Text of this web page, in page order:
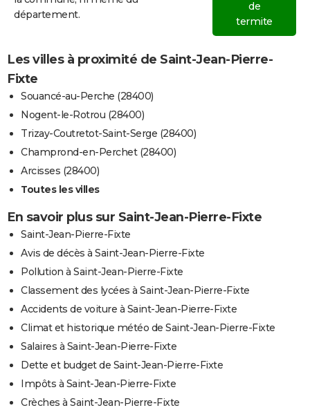
département.
de
termite
Les villes à proximité de Saint-Jean-Pierre-
Fixte
Souancé-au-Perche (28400)
Nogent-le-Rotrou (28400)
Trizay-Coutretot-Saint-Serge (28400)
Champrond-en-Perchet (28400)
Arcisses (28400)
Toutes les villes
En savoir plus sur Saint-Jean-Pierre-Fixte
Saint-Jean-Pierre-Fixte
Avis de décès à Saint-Jean-Pierre-Fixte
Pollution à Saint-Jean-Pierre-Fixte
Classement des lycées à Saint-Jean-Pierre-Fixte
Accidents de voiture à Saint-Jean-Pierre-Fixte
Climat et historique météo de Saint-Jean-Pierre-Fixte
Salaires à Saint-Jean-Pierre-Fixte
Dette et budget de Saint-Jean-Pierre-Fixte
Impôts à Saint-Jean-Pierre-Fixte
Crèches à Saint-Jean-Pierre-Fixte